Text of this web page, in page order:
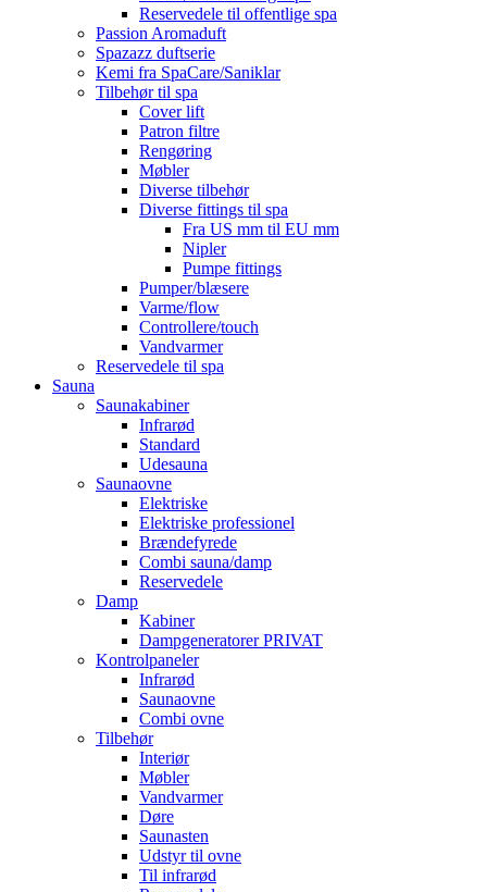
Reservedele til offentlige spa
Passion Aromaduft
Spazazz duftserie
Kemi fra SpaCare/Saniklar
Tilbehør til spa
Cover lift
Patron filtre
Rengøring
Møbler
Diverse tilbehør
Diverse fittings til spa
Fra US mm til EU mm
Nipler
Pumpe fittings
Pumper/blæsere
Varme/flow
Controllere/touch
Vandvarmer
Reservedele til spa
Sauna
Saunakabiner
Infrarød
Standard
Udesauna
Saunaovne
Elektriske
Elektriske professionel
Brændefyrede
Combi sauna/damp
Reservedele
Damp
Kabiner
Dampgeneratorer PRIVAT
Kontrolpaneler
Infrarød
Saunaovne
Combi ovne
Tilbehør
Interiør
Møbler
Vandvarmer
Døre
Saunasten
Udstyr til ovne
Til infrarød